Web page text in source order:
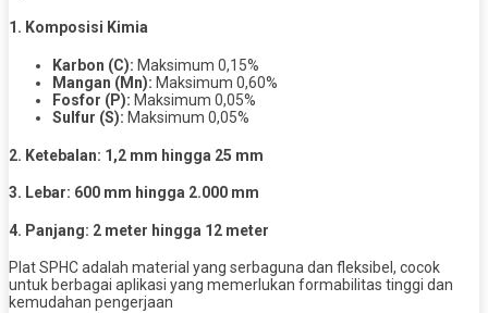
1. Komposisi Kimia
Karbon (C): Maksimum 0,15%
Mangan (Mn): Maksimum 0,60%
Fosfor (P): Maksimum 0,05%
Sulfur (S): Maksimum 0,05%
2. Ketebalan: 1,2 mm hingga 25 mm
3. Lebar: 600 mm hingga 2.000 mm
4. Panjang: 2 meter hingga 12 meter
Plat SPHC adalah material yang serbaguna dan fleksibel, cocok
untuk berbagai aplikasi yang memerlukan formabilitas tinggi dan
kemudahan pengerjaan